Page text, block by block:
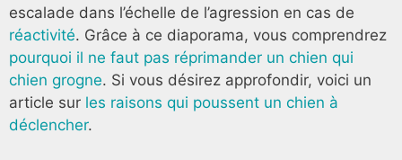
escalade dans l’échelle de l’agression en cas de
réactivité. Grâce à ce diaporama, vous comprendrez
pourquoi il ne faut pas réprimander un chien qui
chien grogne. Si vous désirez approfondir, voici un
article sur les raisons qui poussent un chien à
déclencher.